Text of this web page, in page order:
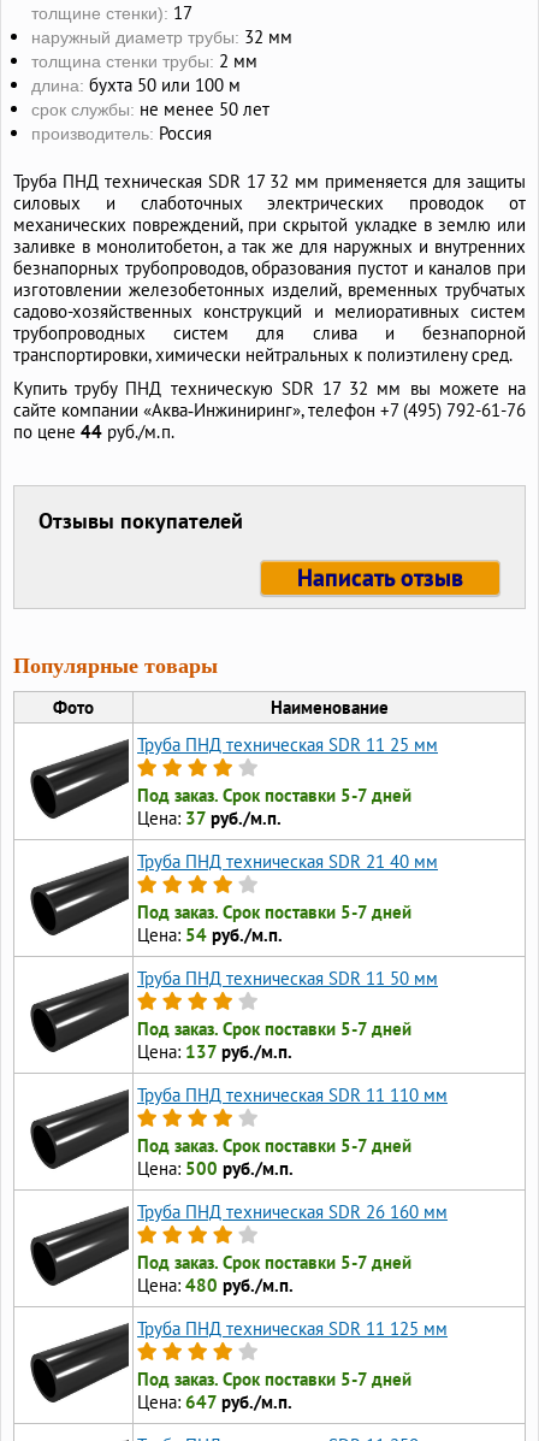
толщине стенки): 17
наружный диаметр трубы: 32 мм
толщина стенки трубы: 2 мм
длина: бухта 50 или 100 м
срок службы: не менее 50 лет
производитель: Россия
Труба ПНД техническая SDR 17 32 мм применяется для защиты
силовых и слаботочных электрических проводок от
механических повреждений, при скрытой укладке в землю или
заливке в монолитобетон, а так же для наружных и внутренних
безнапорных трубопроводов, образования пустот и каналов при
изготовлении железобетонных изделий, временных трубчатых
садово-хозяйственных конструкций и мелиоративных систем
трубопроводных систем для слива и безнапорной
транспортировки, химически нейтральных к полиэтилену сред.
Купить трубу ПНД техническую SDR 17 32 мм вы можете на
сайте компании «Аква‑Инжиниринг», телефон +7 (495) 792-61-76
по цене 44 руб./м.п.
Отзывы покупателей
Написать отзыв
Популярные товары
Фото
Наименование
Труба ПНД техническая SDR 11 25 мм
Под заказ. Срок поставки 5-7 дней
Цена: 37 руб./м.п.
Труба ПНД техническая SDR 21 40 мм
Под заказ. Срок поставки 5-7 дней
Цена: 54 руб./м.п.
Труба ПНД техническая SDR 11 50 мм
Под заказ. Срок поставки 5-7 дней
Цена: 137 руб./м.п.
Труба ПНД техническая SDR 11 110 мм
Под заказ. Срок поставки 5-7 дней
Цена: 500 руб./м.п.
Труба ПНД техническая SDR 26 160 мм
Под заказ. Срок поставки 5-7 дней
Цена: 480 руб./м.п.
Труба ПНД техническая SDR 11 125 мм
Под заказ. Срок поставки 5-7 дней
Цена: 647 руб./м.п.